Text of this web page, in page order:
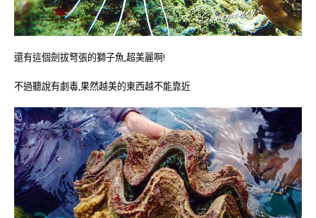
還有這個劍拔弩張的獅子魚,超美麗啊!
不過聽說有劇毒,果然越美的東西越不能靠近